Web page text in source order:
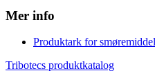
Mer info
Produktark for smøremiddel
Tribotecs produktkatalog